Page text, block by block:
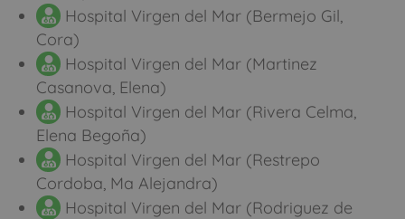
Hospital Virgen del Mar (Bermejo Gil,
Cora)
Hospital Virgen del Mar (Martinez
Casanova, Elena)
Hospital Virgen del Mar (Rivera Celma,
Elena Begoña)
Hospital Virgen del Mar (Restrepo
Cordoba, Ma Alejandra)
Hospital Virgen del Mar (Rodriguez de